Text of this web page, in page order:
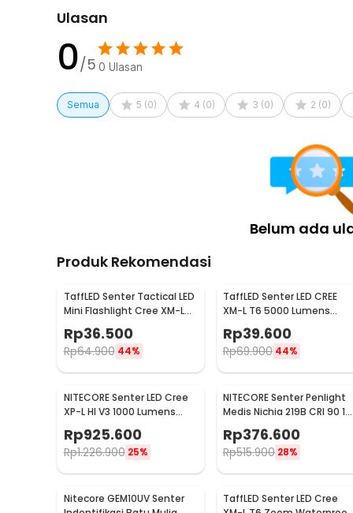
1 x Lanyard
2 x O-Ring Cadangan
1 x Panduan Penggunaan
Ulasan
0/5 0 Ulasan
Semua 5 (0) 4 (0) 3 (0) 2 (0)
Belum ada
Produk Rekomendasi
TaffLED Senter Tactical LED
Mini Flashlight Cree XM-L
T6 2000 Lumens - E17
Rp36.500
Rp64.900 44%
TaffLED Senter LED CREE
XM-L T6 5000 Lumens
Zoom 5 Mode Baterai
26650 - E97
Rp39.600
Rp69.900 44%
NITECORE Senter LED Cree
XP-L HI V3 1000 Lumens
Hunting Flashlight - New
P30
Rp925.600
Rp1.226.900 25%
NITECORE Senter Penlight
Medis Nichia 219B CRI 90 180
Lumens IPX8 - MT06MD
Rp376.600
Rp515.900 28%
Nitecore GEM10UV Senter
TaffLED Senter LED Cree